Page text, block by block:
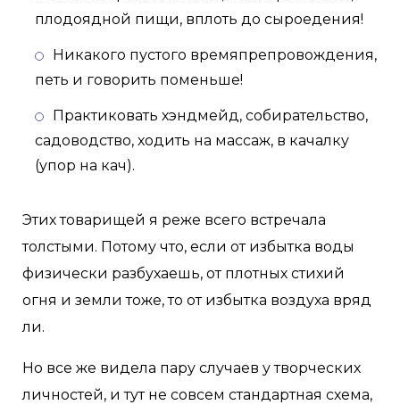
плодоядной пищи, вплоть до сыроедения!
Никакого пустого времяпрепровождения,
петь и говорить поменьше!
Практиковать хэндмейд, собирательство,
садоводство, ходить на массаж, в качалку
(упор на кач).
Этих товарищей я реже всего встречала
толстыми. Потому что, если от избытка воды
физически разбухаешь, от плотных стихий
огня и земли тоже, то от избытка воздуха вряд
ли.
Но все же видела пару случаев у творческих
личностей, и тут не совсем стандартная схема,